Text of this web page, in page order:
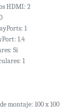
HDMI: 2
1
1.4
Si
1
montaje: 100 x 100